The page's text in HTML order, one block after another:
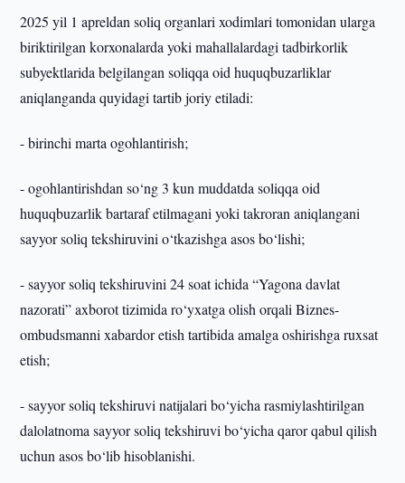
2025 yil 1 apreldan soliq organlari xodimlari tomonidan ularga
biriktirilgan korxonalarda yoki mahallalardagi tadbirkorlik
subyektlarida belgilangan soliqqa oid huquqbuzarliklar
aniqlanganda quyidagi tartib joriy etiladi:
- birinchi marta ogohlantirish;
- ogohlantirishdan so‘ng 3 kun muddatda soliqqa oid
huquqbuzarlik bartaraf etilmagani yoki takroran aniqlangani
sayyor soliq tekshiruvini o‘tkazishga asos bo‘lishi;
- sayyor soliq tekshiruvini 24 soat ichida “Yagona davlat
nazorati” axborot tizimida ro‘yxatga olish orqali Biznes-
ombudsmanni xabardor etish tartibida amalga oshirishga ruxsat
etish;
- sayyor soliq tekshiruvi natijalari bo‘yicha rasmiylashtirilgan
dalolatnoma sayyor soliq tekshiruvi bo‘yicha qaror qabul qilish
uchun asos bo‘lib hisoblanishi.